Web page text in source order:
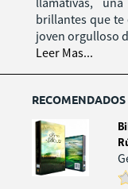
llamativas,
brillantes que te
joven orgulloso
Leer Mas...
RECOMENDADOS